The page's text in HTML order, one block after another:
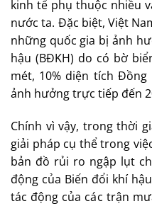
kinh tế phụ thuộc nhiều
nước ta. Đặc biệt, Việt
những quốc gia bị ảnh
hậu (BĐKH) do có bờ
mét, 10% diện tích Đồng
ảnh hưởng trực tiếp đến
Chính vì vậy, trong thời
giải pháp cụ thể trong
bản đồ rủi ro ngập lụt
động của Biến đổi khí
tác động của các trận